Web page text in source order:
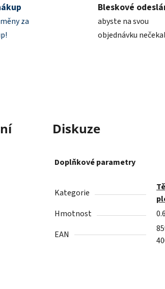
za
Bleskové
abyste na svou
objednávku
Diskuze
Doplňkové parametry
Kategorie
Hmotnost
EAN